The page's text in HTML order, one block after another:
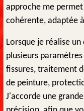
approche me
cohérente, adaptée
Lorsque je réalise
plusieurs
fissures, traitement
de peinture,
J'accorde une